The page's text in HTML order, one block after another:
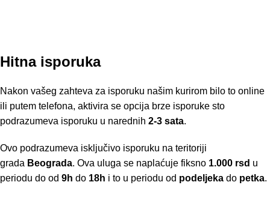
Hitna isporuka
Nakon vašeg zahteva za isporuku našim kurirom bilo to online
ili putem telefona, aktivira se opcija brze isporuke sto
podrazumeva isporuku u narednih 2-3 sata.
Ovo podrazumeva isključivo isporuku na teritoriji
grada Beograda. Ova uluga se naplaćuje fiksno 1.000 rsd u
periodu do od 9h do 18h i to u periodu od podeljeka do petka.